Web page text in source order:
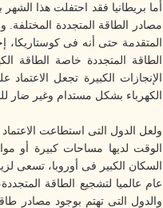
أما بريطانيا فقد احتفلت هذا
مصادر الطاقة المتجددة
المتقدمة حتى أنه فى كوستاريكا،
الإنجازات الكبيرة تجعل
الكهرباء بشكل مستدام وغير ضار
ولعل الدول التى استطاعت
الوقت لديها مساحات كبيرة أو
السكان الكبير فى أوروبا، تسعى
عام عالميا لتشجيع الطاقة
والدول التى تهتم بوجود مصادر